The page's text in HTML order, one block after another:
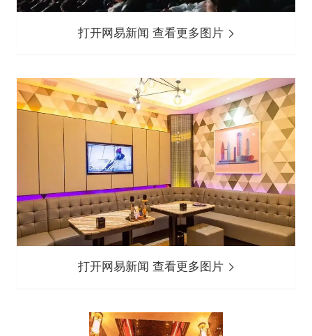
打开网易新闻 查看更多图片
打开网易新闻 查看更多图片